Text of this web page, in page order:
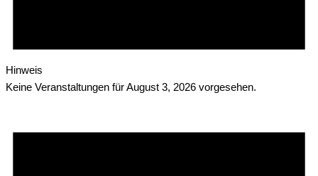
Hinweis
Keine Veranstaltungen für August 3, 2026 vorgesehen.